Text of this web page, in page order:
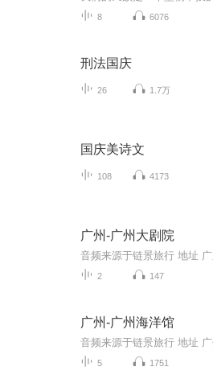
8 6076
刑法国庆
26 1.7万
国庆美诗文
108 4173
广州-广州大剧院
2 147
广州-广州海洋馆
5 1751